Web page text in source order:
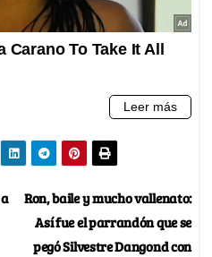
Ron, baile y mucho vallenato:
Así fue el parrandón que se
pegó Silvestre Dangond con